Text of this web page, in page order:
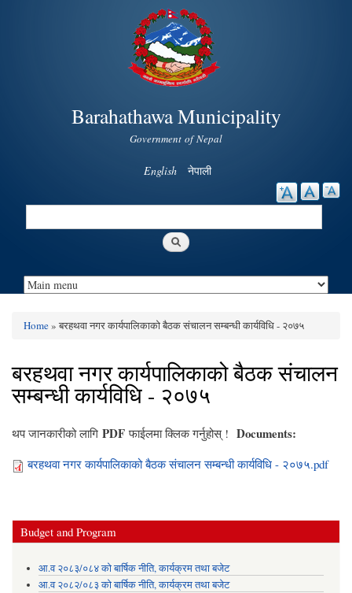
Skip to
main
content
Barahathawa Municipality
Government of Nepal
English नेपाली
Search
Home» बरहथवा नगर कार्यपालिकाको बैठक संचालन सम्बन्धी कार्यविधि - २०७५
बरहथवा नगर कार्यपालिकाको बैठक संचालन
सम्बन्धी कार्यविधि - २०७५
थप जानकारीको लागि PDFफाईलमा क्लिक गर्नुहोस् ! Documents:
बरहथवा नगर कार्यपालिकाको बैठक संचालन सम्बन्धी कार्यविधि - २०७५.pdf
Budget and Program
आ.व २०८३/०८४ को बार्षिक नीति, कार्यक्रम तथा बजेट
आ.व २०८२/०८३ को बार्षिक नीति, कार्यक्रम तथा बजेट